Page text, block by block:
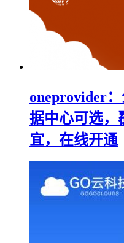
oneprovider
据中心可选，
宜，在线开通